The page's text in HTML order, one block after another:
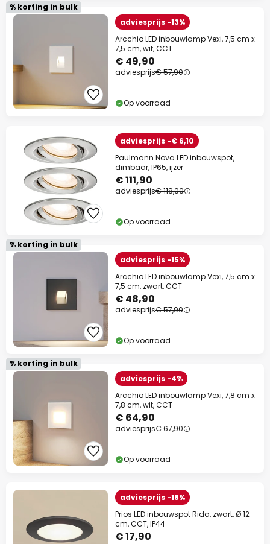
% korting in bulk
adviesprijs -13%
Arcchio LED inbouwlamp Vexi, 7,5 cm x
7,5 cm, wit, CCT
€ 49,90
adviesprijs€ 57,90
Op voorraad
adviesprijs -€ 6,10
Paulmann Nova LED inbouwspot,
dimbaar, IP65, ijzer
€ 111,90
adviesprijs€ 118,00
Op voorraad
% korting in bulk
adviesprijs -15%
Arcchio LED inbouwlamp Vexi, 7,5 cm x
7,5 cm, zwart, CCT
€ 48,90
adviesprijs€ 57,90
Op voorraad
% korting in bulk
adviesprijs -4%
Arcchio LED inbouwlamp Vexi, 7,8 cm x
7,8 cm, wit, CCT
€ 64,90
adviesprijs€ 67,90
Op voorraad
adviesprijs -18%
Prios LED inbouwspot Rida, zwart, Ø 12
cm, CCT, IP44
€ 17,90